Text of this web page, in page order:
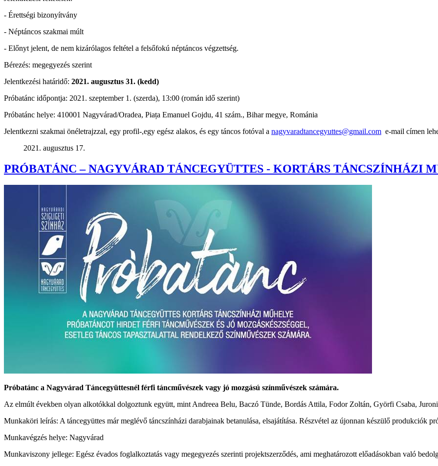
- Érettségi bizonyítvány
- Néptáncos szakmai múlt
- Előnyt jelent, de nem kizárólagos feltétel a felsőfokú néptáncos végzettség.
Bérezés: megegyezés szerint
Jelentkezési határidő: 2021. augusztus 31. (kedd)
Próbatánc időpontja: 2021. szeptember 1. (szerda), 13:00 (román idő szerint)
Próbatánc helye: 410001 Nagyvárad/Oradea, Piața Emanuel Gojdu, 41 szám., Bihar megye, Románia
Jelentkezni szakmai önéletrajzzal, egy profil-,egy egész alakos, és egy táncos fotóval a nagyvaradtancegyuttes@gmail.com e-mail címen
2021. augusztus 17.
PRÓBATÁNC – NAGYVÁRAD TÁNCEGYÜTTES - KORTÁRS TÁNCSZÍNHÁZI
Próbatánc a Nagyvárad Táncegyüttesnél férfi táncművészek vagy jó mozgású színművészek számára.
Az elmúlt években olyan alkotókkal dolgoztunk együtt, mint Andreea Belu, Baczó Tünde, Bordás Attila, Fodor Zoltán, Györfi Csaba,
Munkaköri leírás: A táncegyüttes már meglévő táncszínházi darabjainak betanulása, elsajátítása. Részvétel az újonnan készülő produkciók
Munkavégzés helye: Nagyvárad
Munkaviszony jellege: Egész évados foglalkoztatás vagy megegyezés szerinti projektszerződés, ami meghatározott előadásokban való